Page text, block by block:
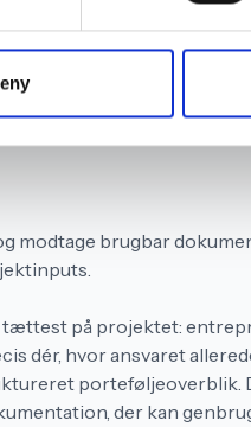
gå ind i
modtage brugbar
tættest på projektet:
dér, hvor ansvaret
porteføljeoverblik.
der kan